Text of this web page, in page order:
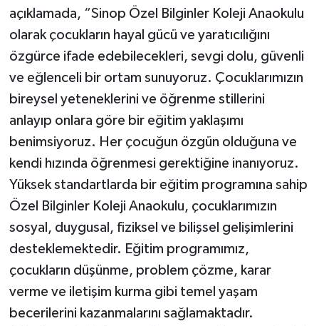
açıklamada, “Sinop Özel Bilginler Koleji Anaokulu
olarak çocukların hayal gücü ve yaratıcılığını
özgürce ifade edebilecekleri, sevgi dolu, güvenli
ve eğlenceli bir ortam sunuyoruz. Çocuklarımızın
bireysel yeteneklerini ve öğrenme stillerini
anlayıp onlara göre bir eğitim yaklaşımı
benimsiyoruz. Her çocuğun özgün olduğuna ve
kendi hızında öğrenmesi gerektiğine inanıyoruz.
Yüksek standartlarda bir eğitim programına sahip
Özel Bilginler Koleji Anaokulu, çocuklarımızın
sosyal, duygusal, fiziksel ve bilişsel gelişimlerini
desteklemektedir. Eğitim programımız,
çocukların düşünme, problem çözme, karar
verme ve iletişim kurma gibi temel yaşam
becerilerini kazanmalarını sağlamaktadır.